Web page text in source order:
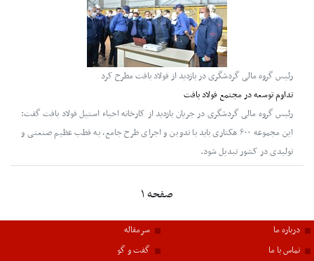
رئیس گروه مالی گردشگری در بازدید از فولاد بافت مطرح کرد
تداوم توسعه در مجتمع فولاد بافت
رئیس گروه مالی گردشگری در جریان بازدید از کارخانه احیاء استیل فولاد بافت گفت:
این مجموعه ۶۰۰ هکتاری باید با تدوین و اجرای طرح جامع، به قطب عظیم صنعتی و
تولیدی در کشور تبدیل شود.
صفحه ۱
درباره ما
تماس با ما
سرمقاله
گفت و گو